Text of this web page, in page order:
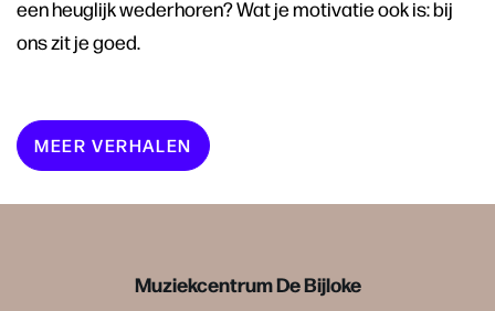
een heuglijk wederhoren? Wat je motivatie ook is: bij
ons zit je goed.
MEER VERHALEN
Muziekcentrum De Bijloke